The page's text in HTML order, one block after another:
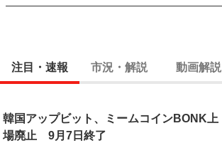
注目・速報 市況・解説 動画解説
韓国アップビット、ミームコインBONK上
場廃止 9月7日終了